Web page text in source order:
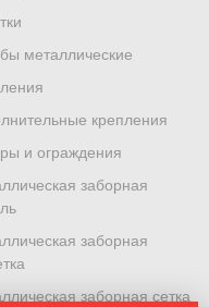
металлические
крепления
и ограждения
заборная
заборная
заборная сетка